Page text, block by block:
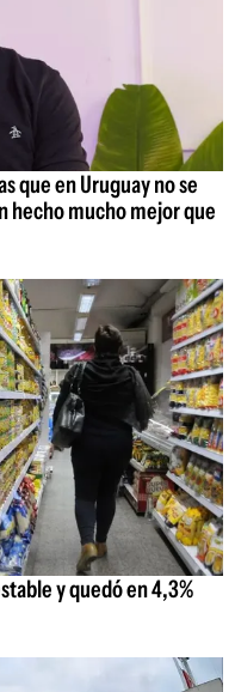
que en Uruguay no se
hecho mucho mejor que
y quedó en 4,3%